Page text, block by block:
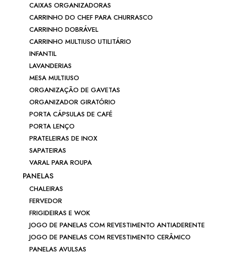
CAIXAS ORGANIZADORAS
CARRINHO DO CHEF PARA CHURRASCO
CARRINHO DOBRÁVEL
CARRINHO MULTIUSO UTILITÁRIO
INFANTIL
LAVANDERIAS
MESA MULTIUSO
ORGANIZAÇÃO DE GAVETAS
ORGANIZADOR GIRATÓRIO
PORTA CÁPSULAS DE CAFÉ
PORTA LENÇO
PRATELEIRAS DE INOX
SAPATEIRAS
VARAL PARA ROUPA
PANELAS
CHALEIRAS
FERVEDOR
FRIGIDEIRAS E WOK
JOGO DE PANELAS COM REVESTIMENTO ANTIADERENTE
JOGO DE PANELAS COM REVESTIMENTO CERÂMICO
PANELAS AVULSAS